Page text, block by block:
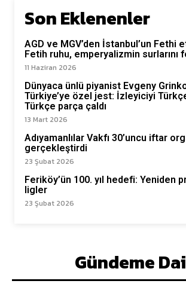
Son Eklenenler
AGD ve MGV’den İstanbul’un Fethi
Fetih ruhu, emperyalizmin
11 Haziran 2026
Dünyaca ünlü piyanist Evgeny
Türkiye’ye özel jest: İzleyiciyi
Türkçe parça çaldı
13 Mart 2026
Adıyamanlılar Vakfı 30’uncu iftar
gerçekleştirdi
23 Şubat 2026
Feriköy’ün 100. yıl hedefi: Yeniden
ligler
23 Şubat 2026
Gündeme